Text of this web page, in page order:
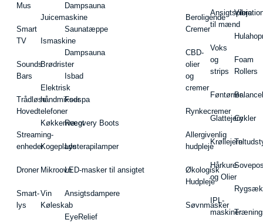
Mus
Smart
TV
Sounds
Bars
Trådløse
Hovedtelefoner
Streaming-
enheder
Droner
Smart-
lys
Juicemaskine
Ismaskine
Brødrister
Elektrisk
håndmikser
Køkkenvægt
Kogeplade
Mikroovn
Vin
Køleskab
Dampsauna
Saunatæppe
Dampsauna
Isbad
Fodspa
Recovery Boots
Lysterapilamper
LED-masker til ansigtet
Ansigtsdampere
EyeRelief
Beroligende
Cremer
CBD-
olier
og
cremer
Rynkecremer
Allergivenlig
hudpleje
Økologisk
Hudpleje
Søvnmasker
Ansigtspleje
til mænd
Voks
og
strips
Føntørrer
Glattejern
Krøllejern
Hårkure
og Olier
IPL-
maskiner
Foam
Rollers
Cykler